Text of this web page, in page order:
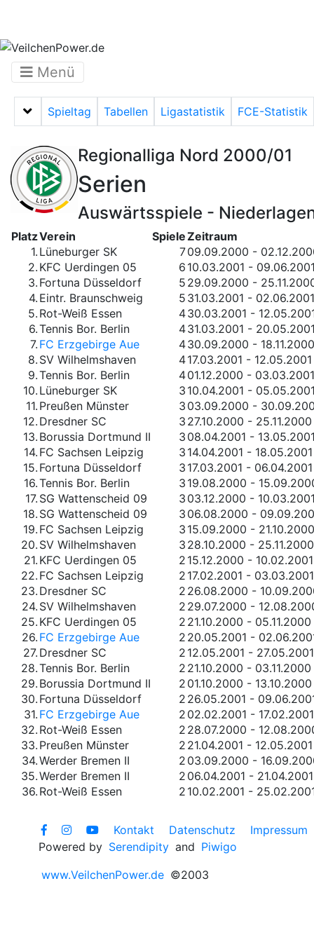
Menü
Menü auf-/zuklappen
Spieltag Tabellen Ligastatistik FCE-Statistik
Regionalliga Nord 2000/01
Serien
Auswärtsspiele -
PlatzVerein SpieleZeitraum
1. Lüneburger SK 709.09.2000 -
2. KFC Uerdingen 05 6 10.03.2001 -
3. Fortuna Düsseldorf 5 29.09.2000 -
4. Eintr. Braunschweig 5 31.03.2001 - 02.06.2001
5. Rot-Weiß Essen 430.03.2001 -
6.Tennis Bor. Berlin 431.03.2001 -
7. FC Erzgebirge Aue 430.09.2000 - 18.11.2000
8. SV Wilhelmshaven 417.03.2001 - 12.05.2001
9.Tennis Bor. Berlin 401.12.2000 - 03.03.2001
10. Lüneburger SK 3 10.04.2001 -
11. Preußen Münster 3 03.09.2000 -
12. Dresdner SC 3 27.10.2000 - 25.11.2000
13. Borussia Dortmund II 3 08.04.2001 -
14. FC Sachsen Leipzig 3 14.04.2001 - 18.05.2001
15. Fortuna Düsseldorf 3 17.03.2001 - 06.04.2001
16.Tennis Bor. Berlin 3 19.08.2000 -
17. SG Wattenscheid 09 3 03.12.2000 -
18. SG Wattenscheid 09 3 06.08.2000 -
19. FC Sachsen Leipzig 3 15.09.2000 - 21.10.2000
20. SV Wilhelmshaven 3 28.10.2000 - 25.11.2000
21. KFC Uerdingen 05 2 15.12.2000 - 10.02.2001
22. FC Sachsen Leipzig 2 17.02.2001 - 03.03.2001
23. Dresdner SC 2 26.08.2000 -
24. SV Wilhelmshaven 2 29.07.2000 -
25. KFC Uerdingen 05 2 21.10.2000 - 05.11.2000
26. FC Erzgebirge Aue 2 20.05.2001 -
27. Dresdner SC 2 12.05.2001 - 27.05.2001
28.Tennis Bor. Berlin 2 21.10.2000 - 03.11.2000
29. Borussia Dortmund II 2 01.10.2000 - 13.10.2000
30. Fortuna Düsseldorf 2 26.05.2001 -
31. FC Erzgebirge Aue 2 02.02.2001 - 17.02.2001
32. Rot-Weiß Essen 2 28.07.2000 -
33. Preußen Münster 2 21.04.2001 - 12.05.2001
34.Werder Bremen II 2 03.09.2000 -
35.Werder Bremen II 2 06.04.2001 - 21.04.2001
36. Rot-Weiß Essen 2 10.02.2001 -
Kontakt Datenschutz
Impressum
Powered by Serendipity and Piwigo
www.VeilchenPower.de ©2003